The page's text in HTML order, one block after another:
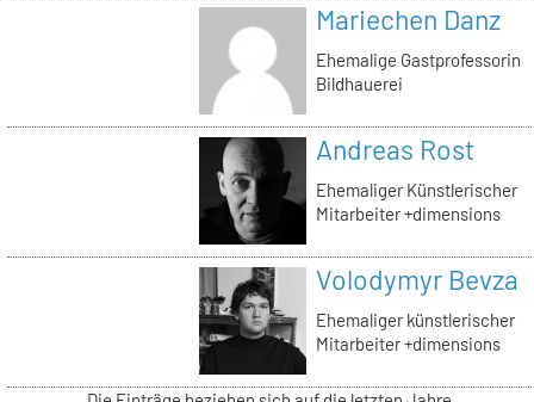
Mariechen Danz
Ehemalige Gastprofessorin
Bildhauerei
Andreas Rost
Ehemaliger Künstlerischer
Mitarbeiter +dimensions
Volodymyr Bevza
Ehemaliger künstlerischer
Mitarbeiter +dimensions